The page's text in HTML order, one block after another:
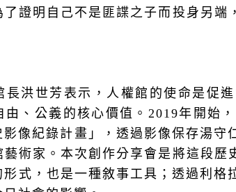
了證明自己不是匪諜之子而投身另
長洪世芳表示，人權館的使命是促
、公義的核心價值。 2019年開始
像紀錄計畫」，透過影像保存湯守
藝術家。本次創作分享會是將這段
式，也是一種敘事工具；透過利格